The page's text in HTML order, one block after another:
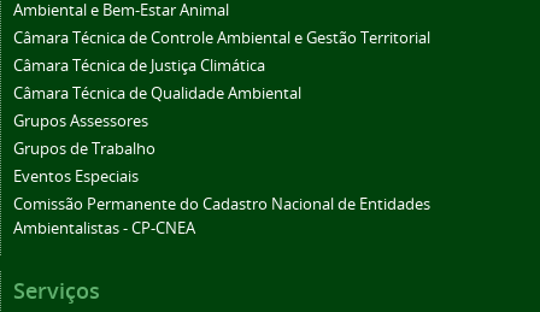
Ambiental e Bem-Estar Animal
Câmara Técnica de Controle Ambiental e Gestão Territorial
Câmara Técnica de Justiça Climática
Câmara Técnica de Qualidade Ambiental
Grupos Assessores
Grupos de Trabalho
Eventos Especiais
Comissão Permanente do Cadastro Nacional de Entidades
Ambientalistas - CP-CNEA
Serviços